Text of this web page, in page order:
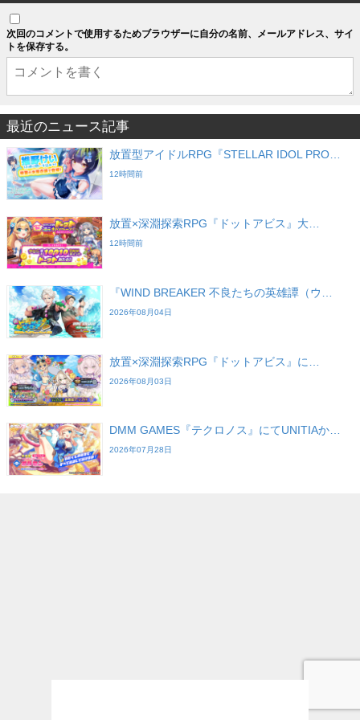
次回のコメントで使用するためブラウザーに自分の名前、メールアドレス、サイ
トを保存する。
最近のニュース記事
放置型アイドルRPG『STELLAR IDOL PRO…
12時間前
放置×深淵探索RPG『ドットアビス』大…
12時間前
『WIND BREAKER 不良たちの英雄譚（ウ…
2026年08月04日
放置×深淵探索RPG『ドットアビス』に…
2026年08月03日
DMM GAMES『テクロノス』にてUNITIAか…
2026年07月28日